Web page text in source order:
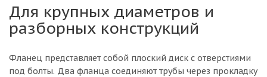
Для крупных диаметров и
разборных конструкций
Фланец представляет собой плоский диск с отверстиями
под болты. Два фланца соединяют трубы через прокладку